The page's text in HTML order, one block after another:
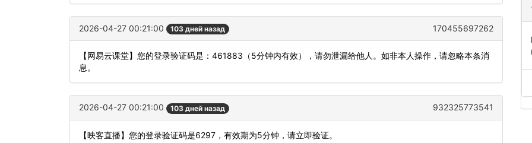
2026-04-27 00:21:00 103 дней назад 170455697262
【网易云课堂】您的登录验证码是：461883（5分钟内有效），请勿泄漏给他人。如非本人操作，请忽略本条消
息。
2026-04-27 00:21:00 103 дней назад 932325773541
【映客直播】您的登录验证码是6297，有效期为5分钟，请立即验证。